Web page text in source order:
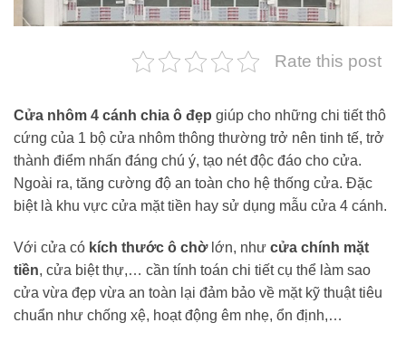
Rate this post
Cửa nhôm 4 cánh chia ô đẹp giúp cho những chi tiết thô
cứng của 1 bộ cửa nhôm thông thường trở nên tinh tế, trở
thành điểm nhấn đáng chú ý, tạo nét độc đáo cho cửa.
Ngoài ra, tăng cường độ an toàn cho hệ thống cửa. Đặc
biệt là khu vực cửa mặt tiền hay sử dụng mẫu cửa 4 cánh.
Với cửa có kích thước ô chờlớn, như cửa chính mặt
tiền, cửa biệt thự,… cần tính toán chi tiết cụ thể làm sao
cửa vừa đẹp vừa an toàn lại đảm bảo về mặt kỹ thuật tiêu
chuẩn như chống xệ, hoạt động êm nhẹ, ổn định,…